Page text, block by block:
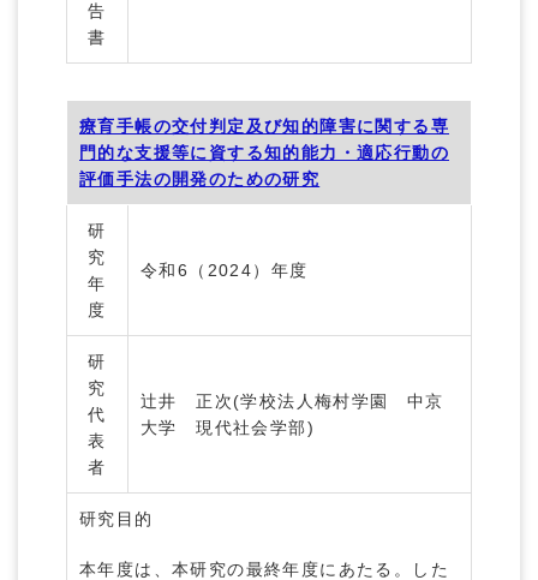
告
書
療育手帳の交付判定及び知的障害に関する専
門的な支援等に資する知的能力・適応行動の
評価手法の開発のための研究
研
究
年
度
令和6（2024）年度
研
究
代
表
者
辻井 正次(学校法人梅村学園 中京
大学 現代社会学部)
研究目的
本年度は、本研究の最終年度にあたる。した